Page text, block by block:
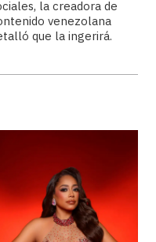
la creadora de
venezolana
que la ingerirá.